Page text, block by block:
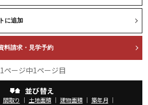
1ページ中1ページ目
並び替え
間取り ｜ 土地面積｜ 建物面積｜ 築年月 ｜